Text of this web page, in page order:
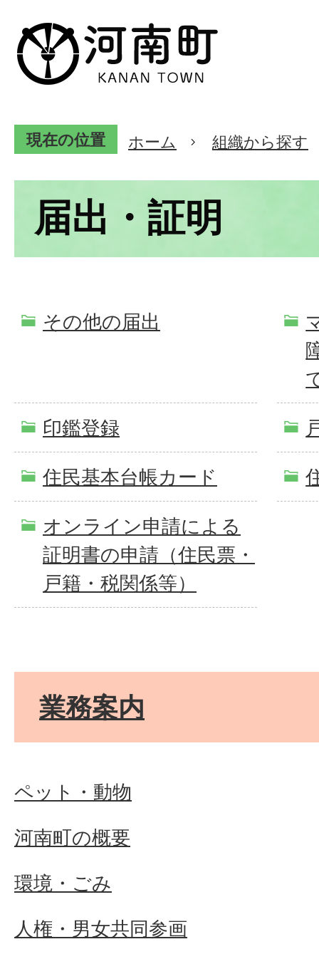
現在の位置 ホーム 組織から探す
届出・証明
その他の届出
印鑑登録
住民基本台帳カード
オンライン申請による
証明書の申請（住民票・
戸籍・税関係等）
業務案内
ペット・動物
河南町の概要
環境・ごみ
人権・男女共同参画